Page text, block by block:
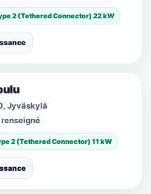
2 (Tethered Connector) 22 kW
Jyväskylä
2 (Tethered Connector) 11 kW